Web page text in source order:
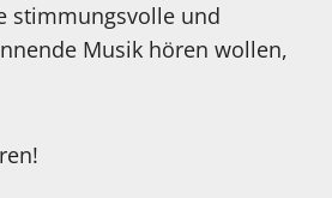
stimmungsvolle und
Musik hören wollen,